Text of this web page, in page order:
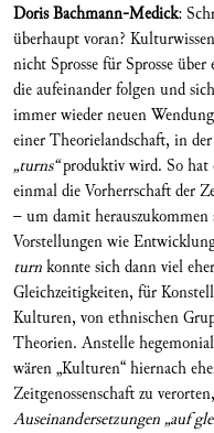
Doris Bachmann-Medick:
überhaupt voran?
nicht Sprosse für Sprosse
die aufeinander folgen und
immer wieder neuen
einer Theorielandschaft, in der
„turns“produktiv wird. So hat
einmal die Vorherrschaft der
– um damit
Vorstellungen wie
turnkonnte sich dann viel
Gleichzeitigkeiten, für
Kulturen, von ethnischen
Theorien. Anstelle
wären „Kulturen“ hiernach
Zeitgenossenschaft zu
Auseinandersetzungen „auf